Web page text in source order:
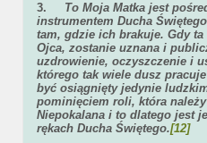
3. To Moja Matka jest
instrumentem Ducha
tam, gdzie ich brakuje. Gdy
Ojca, zostanie uznana i
uzdrowienie, oczyszczenie i
którego tak wiele dusz
być osiągnięty jedynie
pominięciem roli, która
Niepokalana i to dlatego jest
rękach Ducha Świętego.[12]